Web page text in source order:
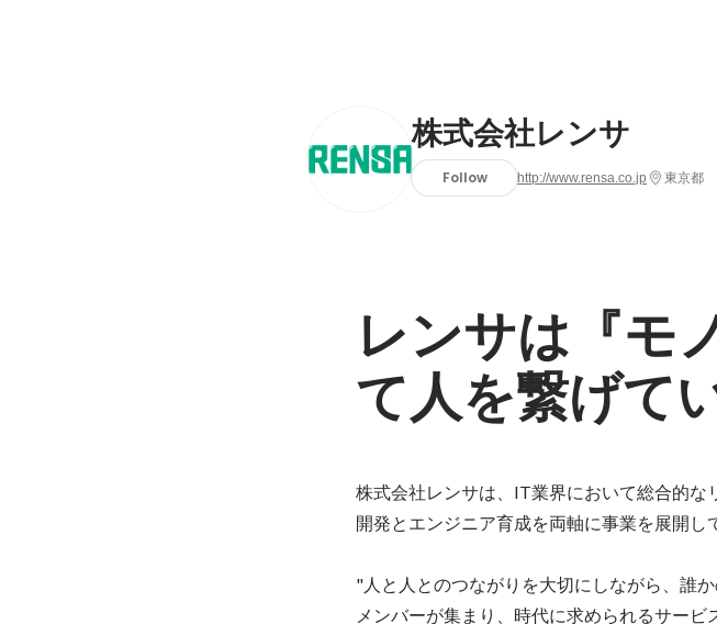
株式会社レンサ
Follow http://www.rensa.co.jp 東京都
レンサは『モ
て人を繋げて
株式会社レンサは、IT業界において総合的
開発とエンジニア育成を両軸に事業を展開し
"人と人とのつながりを大切にしながら、誰
メンバーが集まり、時代に求められるサービ